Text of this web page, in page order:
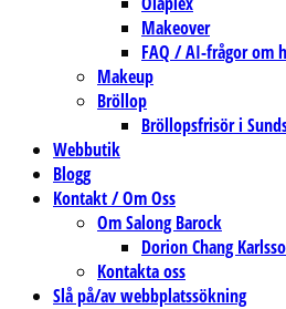
Makeover
FAQ / AI-frågor om
Makeup
Bröllop
Bröllopsfrisör i
Webbutik
Blogg
Kontakt / Om Oss
Om Salong Barock
Dorion Chang
Kontakta oss
Slå på/av webbplatssökning